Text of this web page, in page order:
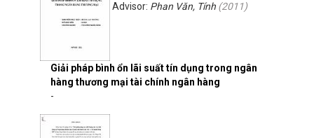
Giải pháp bình ổn lãi suất tín dụng trong ngân
hàng thương mại tài chính ngân hàng
Advisor: Phan Văn, Tính (2011)
-